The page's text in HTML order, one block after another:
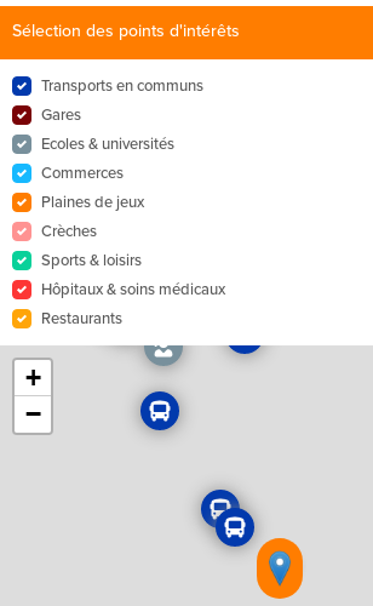
Sélection des points d'intérêts
Transports en communs
Gares
Ecoles & universités
Commerces
Plaines de jeux
Crèches
Sports & loisirs
Hôpitaux & soins médicaux
Restaurants
+
−